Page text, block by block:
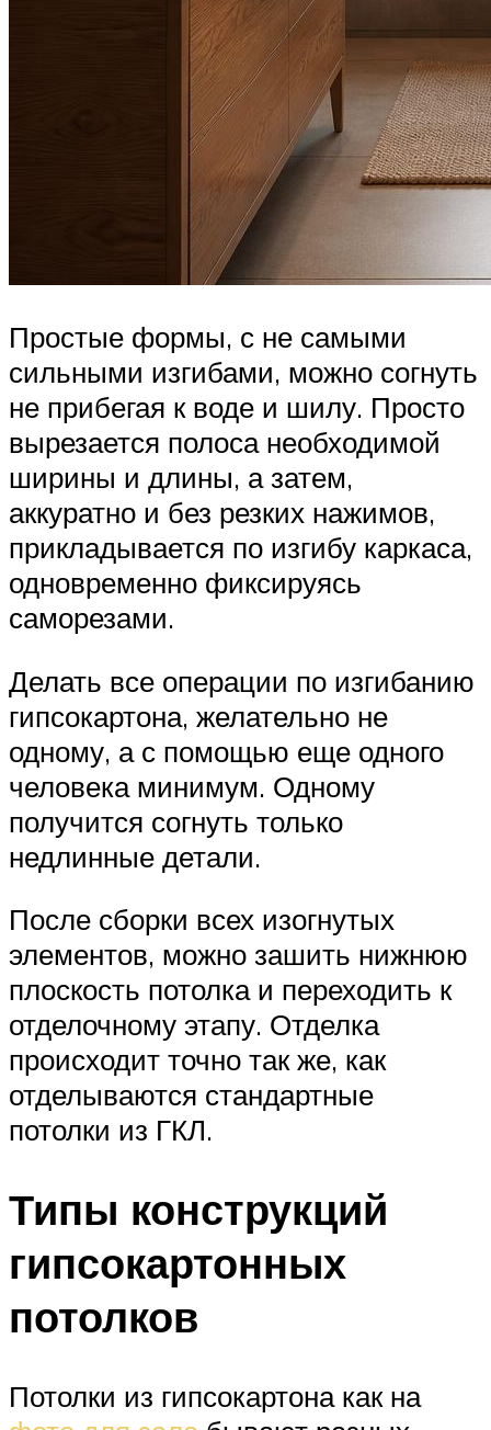
Простые формы, с не самыми
сильными изгибами, можно согнуть
не прибегая к воде и шилу. Просто
вырезается полоса необходимой
ширины и длины, а затем,
аккуратно и без резких нажимов,
прикладывается по изгибу каркаса,
одновременно фиксируясь
саморезами.
Делать все операции по изгибанию
гипсокартона, желательно не
одному, а с помощью еще одного
человека минимум. Одному
получится согнуть только
недлинные детали.
После сборки всех изогнутых
элементов, можно зашить нижнюю
плоскость потолка и переходить к
отделочному этапу. Отделка
происходит точно так же, как
отделываются стандартные
потолки из ГКЛ.
Типы конструкций
гипсокартонных
потолков
Потолки из гипсокартона как на